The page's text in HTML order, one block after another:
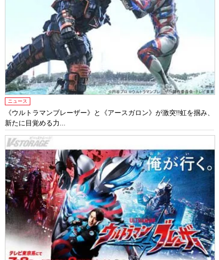
ニュース
《ウルトラマンブレーザー》と《アースガロン》が激突!!虹を掴み、
新たに目覚める力...